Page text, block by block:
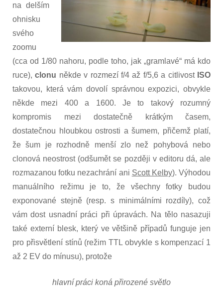
na delším
ohnisku
svého
zoomu
(cca od 1/80 nahoru, podle toho, jak „gramlavé“ má kdo
ruce),clonu někde v rozmezí f/4 až f/5,6 a citlivost ISO
takovou, která vám dovolí správnou expozici, obvykle
někde mezi 400 a 1600. Je to takový rozumný
kompromis mezi dostatečně krátkým časem,
dostatečnou hloubkou ostrosti a šumem, přičemž platí,
že šum je rozhodně menší zlo než pohybová nebo
clonová neostrost (odšumět se později v editoru dá, ale
rozmazanou fotku nezachrání ani Scott Kelby). Výhodou
manuálního režimu je to, že všechny fotky budou
exponované stejně (resp. s minimálními rozdíly), což
vám dost usnadní práci při úpravách. Na tělo nasazuji
také externí blesk, který ve většině případů funguje jen
pro přisvětlení stínů (režim TTL obvykle s kompenzací 1
až 2 EV do mínusu), protože
hlavní práci koná přirozené světlo